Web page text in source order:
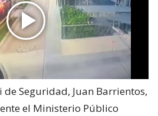
de Seguridad, Juan Barrientos,
el Ministerio Público